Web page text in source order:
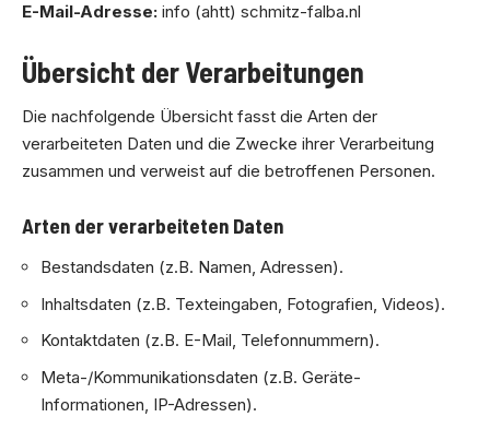
E-Mail-Adresse: info (ahtt) schmitz-falba.nl
Übersicht der Verarbeitungen
Die nachfolgende Übersicht fasst die Arten der
verarbeiteten Daten und die Zwecke ihrer Verarbeitung
zusammen und verweist auf die betroffenen Personen.
Arten der verarbeiteten Daten
Bestandsdaten (z.B. Namen, Adressen).
Inhaltsdaten (z.B. Texteingaben, Fotografien, Videos).
Kontaktdaten (z.B. E-Mail, Telefonnummern).
Meta-/Kommunikationsdaten (z.B. Geräte-
Informationen, IP-Adressen).